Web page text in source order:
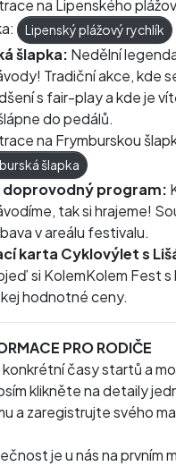
na Lipenského
Lipenský plážový rychlík
šlapka: Nedělní
Tradiční akce, kde
s fair-play a kde je
do pedálů.
na Frymburskou
šlapka
doprovodný program:
tak si hrajeme!
v areálu festivalu.
karta Cyklovýlet s
si KolemKolem Fest s
hodnotné ceny.
PRO RODIČE
konkrétní časy startů a
klikněte na detaily
a zaregistrujte svého
je u nás na prvním